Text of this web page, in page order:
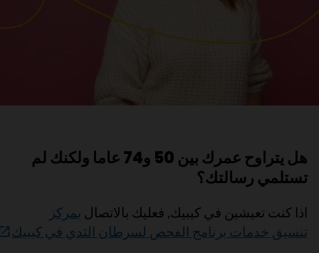
هل يتراوح عمرك بين 50 و74 عاما ولكنك لم
تستلمي رسالتك؟
اذا كنت تعيشين في كيبيك, فعليك بالاتصال بمركز
تنسيق خدمات برنامج الفحص لسرطان الثدي في كيبيك